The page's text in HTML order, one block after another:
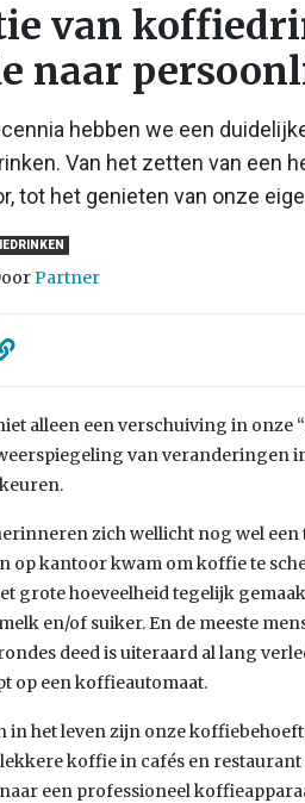
van
naar
hebben we een
Van het zetten van een
tot het genieten van onze
Partner
alleen een verschuiving in
van veranderingen
zich wellicht nog wel
op kantoor kwam om koffie te
grote hoeveelheid tegelijk
en/of suiker. En de meeste
deed is uiteraard al lang
op een koffieautomaat.
in het leven zijn onze
koffie in cafés en
een professioneel